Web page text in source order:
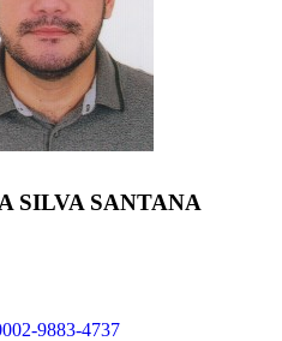
SILVA SANTANA
9883-4737